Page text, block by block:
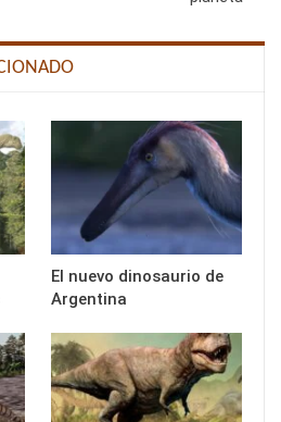
El nuevo dinosaurio de
Argentina